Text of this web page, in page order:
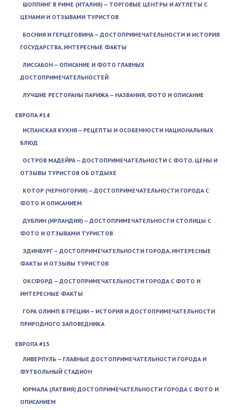
ШОППИНГ В РИМЕ (ИТАЛИЯ) — ТОРГОВЫЕ ЦЕНТРЫ И АУТЛЕТЫ С
ЦЕНАМИ И ОТЗЫВАМИ ТУРИСТОВ
БОСНИЯ И ГЕРЦЕГОВИНА — ДОСТОПРИМЕЧАТЕЛЬНОСТИ И ИСТОРИЯ
ГОСУДАРСТВА, ИНТЕРЕСНЫЕ ФАКТЫ
ЛИССАБОН — ОПИСАНИЕ И ФОТО ГЛАВНЫХ
ДОСТОПРИМЕЧАТЕЛЬНОСТЕЙ
ЛУЧШИЕ РЕСТОРАНЫ ПАРИЖА — НАЗВАНИЯ, ФОТО И ОПИСАНИЕ
ЕВРОПА #14
ИСПАНСКАЯ КУХНЯ — РЕЦЕПТЫ И ОСОБЕННОСТИ НАЦИОНАЛЬНЫХ
БЛЮД
ОСТРОВ МАДЕЙРА — ДОСТОПРИМЕЧАТЕЛЬНОСТИ С ФОТО, ЦЕНЫ И
ОТЗЫВЫ ТУРИСТОВ ОБ ОТДЫХЕ
КОТОР (ЧЕРНОГОРИЯ) — ДОСТОПРИМЕЧАТЕЛЬНОСТИ ГОРОДА С
ФОТО И ОПИСАНИЕМ
ДУБЛИН (ИРЛАНДИЯ) — ДОСТОПРИМЕЧАТЕЛЬНОСТИ СТОЛИЦЫ С
ФОТО И ОТЗЫВАМИ ТУРИСТОВ
ЭДИНБУРГ — ДОСТОПРИМЕЧАТЕЛЬНОСТИ ГОРОДА, ИНТЕРЕСНЫЕ
ФАКТЫ И ОТЗЫВЫ ТУРИСТОВ
ОКСФОРД — ДОСТОПРИМЕЧАТЕЛЬНОСТИ ГОРОДА С ФОТО И
ИНТЕРЕСНЫЕ ФАКТЫ
ГОРА ОЛИМП В ГРЕЦИИ — ИСТОРИЯ И ДОСТОПРИМЕЧАТЕЛЬНОСТИ
ПРИРОДНОГО ЗАПОВЕДНИКА
ЕВРОПА #15
ЛИВЕРПУЛЬ — ГЛАВНЫЕ ДОСТОПРИМЕЧАТЕЛЬНОСТИ ГОРОДА И
ФУТБОЛЬНЫЙ СТАДИОН
ЮРМАЛА (ЛАТВИЯ) ДОСТОПРИМЕЧАТЕЛЬНОСТИ ГОРОДА С ФОТО И
ОПИСАНИЕМ